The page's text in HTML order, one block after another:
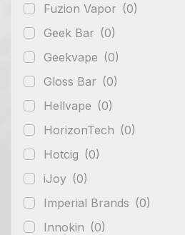
Fuzion Vapor (0)
Geek Bar (0)
Geekvape (0)
Gloss Bar (0)
Hellvape (0)
HorizonTech (0)
Hotcig (0)
iJoy (0)
Imperial Brands (0)
Innokin (0)